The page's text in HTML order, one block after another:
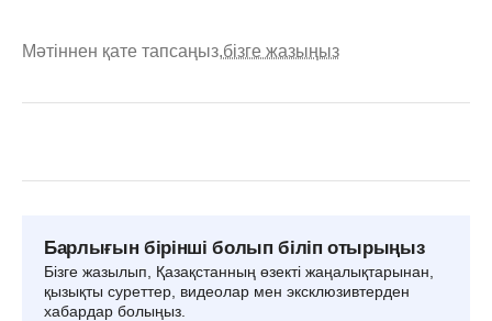
Мәтіннен қате тапсаңыз,бізге жазыңыз
Барлығын бірінші болып біліп отырыңыз
Бізге жазылып, Қазақстанның өзекті жаңалықтарынан,
қызықты суреттер, видеолар мен эксклюзивтерден
хабардар болыңыз.